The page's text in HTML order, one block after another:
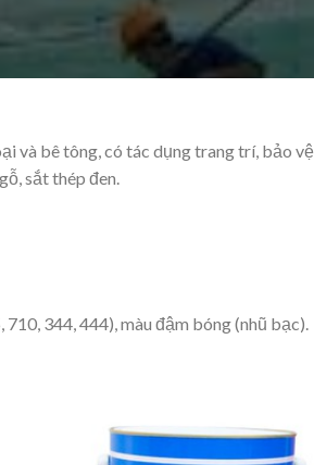
và bê tông, có tác dụng trang trí, bảo vệ
sắt thép đen.
344, 444), màu đậm bóng (nhũ bạc).